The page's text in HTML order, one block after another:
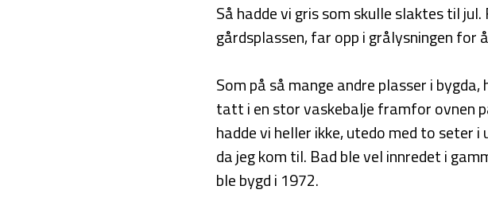
Så hadde vi gris som skulle slaktes til
gårdsplassen, far opp i grålysningen for
Som på så mange andre plasser i
tatt i en stor vaskebalje framfor ovnen
hadde vi heller ikke, utedo med to seter
da jeg kom til. Bad ble vel innredet i
ble bygd i 1972.